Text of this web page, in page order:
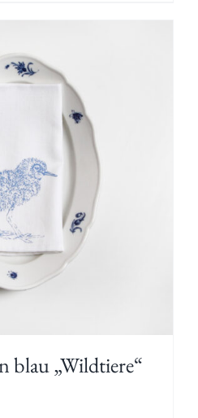
blau „Wildtiere“